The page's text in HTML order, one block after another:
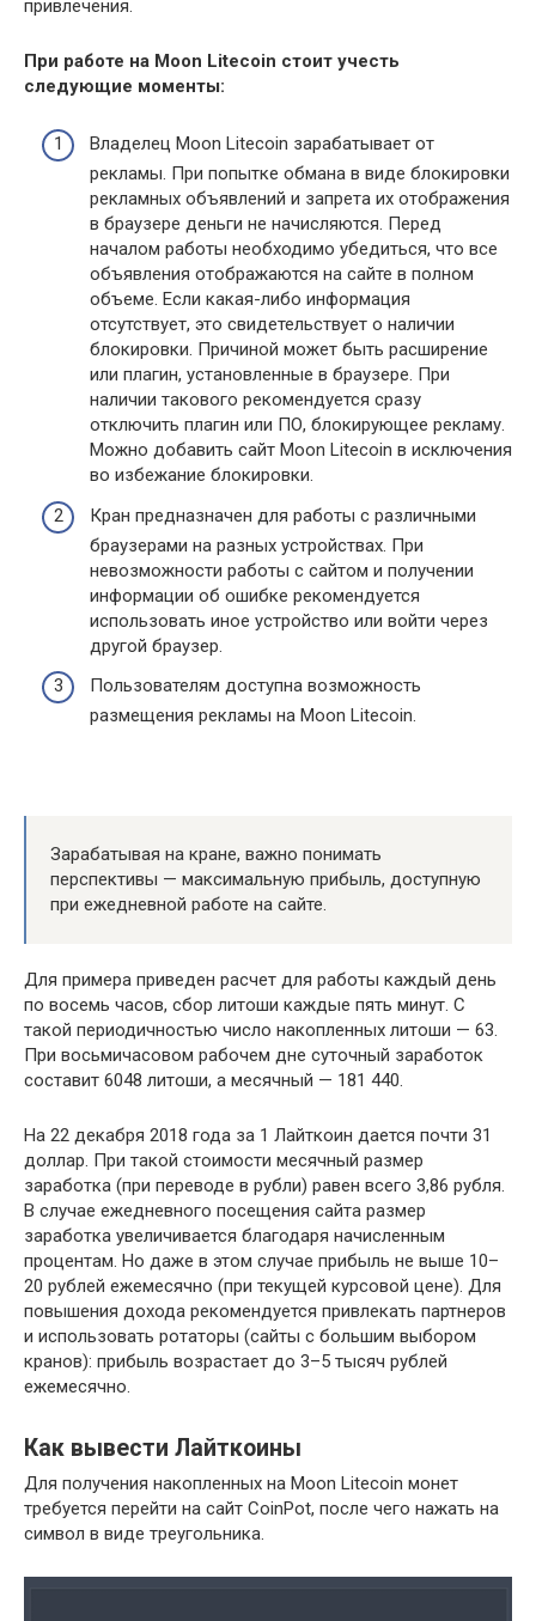
привлечения.
При работе на Moon Litecoin стоит учесть
следующие моменты:
Владелец Moon Litecoin зарабатывает от
рекламы. При попытке обмана в виде блокировки
рекламных объявлений и запрета их отображения
в браузере деньги не начисляются. Перед
началом работы необходимо убедиться, что все
объявления отображаются на сайте в полном
объеме. Если какая-либо информация
отсутствует, это свидетельствует о наличии
блокировки. Причиной может быть расширение
или плагин, установленные в браузере. При
наличии такового рекомендуется сразу
отключить плагин или ПО, блокирующее рекламу.
Можно добавить сайт Moon Litecoin в исключения
во избежание блокировки.
Кран предназначен для работы с различными
браузерами на разных устройствах. При
невозможности работы с сайтом и получении
информации об ошибке рекомендуется
использовать иное устройство или войти через
другой браузер.
Пользователям доступна возможность
размещения рекламы на Moon Litecoin.
Зарабатывая на кране, важно понимать
перспективы — максимальную прибыль, доступную
при ежедневной работе на сайте.
Для примера приведен расчет для работы каждый день
по восемь часов, сбор литоши каждые пять минут. С
такой периодичностью число накопленных литоши — 63.
При восьмичасовом рабочем дне суточный заработок
составит 6048 литоши, а месячный — 181 440.
На 22 декабря 2018 года за 1 Лайткоин дается почти 31
доллар. При такой стоимости месячный размер
заработка (при переводе в рубли) равен всего 3,86 рубля.
В случае ежедневного посещения сайта размер
заработка увеличивается благодаря начисленным
процентам. Но даже в этом случае прибыль не выше 10–
20 рублей ежемесячно (при текущей курсовой цене). Для
повышения дохода рекомендуется привлекать партнеров
и использовать ротаторы (сайты с большим выбором
кранов): прибыль возрастает до 3–5 тысяч рублей
ежемесячно.
Как вывести Лайткоины
Для получения накопленных на Moon Litecoin монет
требуется перейти на сайт CoinPot, после чего нажать на
символ в виде треугольника.